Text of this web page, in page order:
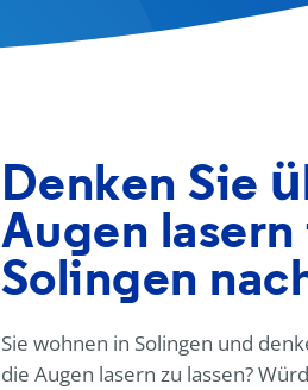
Denken Sie
Augen lasern
Solingen
Sie wohnen in Solingen und
die Augen lasern zu lassen?